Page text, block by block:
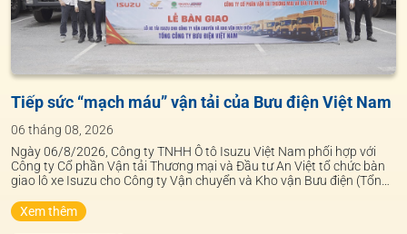
Tiếp sức “mạch máu” vận tải của Bưu điện Việt Nam
06 tháng 08, 2026
Ngày 06/8/2026, Công ty TNHH Ô tô Isuzu Việt Nam phối hợp với
Công ty Cổ phần Vận tải Thương mại và Đầu tư An Việt tổ chức bàn
giao lô xe Isuzu cho Công ty Vận chuyển và Kho vận Bưu điện (Tổng
Xem thêm